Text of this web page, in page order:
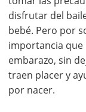
disfrutar del
bebé. Pero por
importancia
embarazo, sin
traen placer y
por nacer.